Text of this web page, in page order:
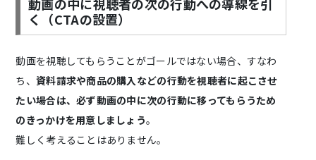
く（CTAの設置）
動画を視聴してもらうことがゴールではない場合、すなわ
ち、 資料請求や商品の購入などの行動を視聴者に起こさせ
たい場合は、必ず動画の中に次の行動に移ってもらうため
のきっかけを用意しましょう。
難しく考えることはありません。